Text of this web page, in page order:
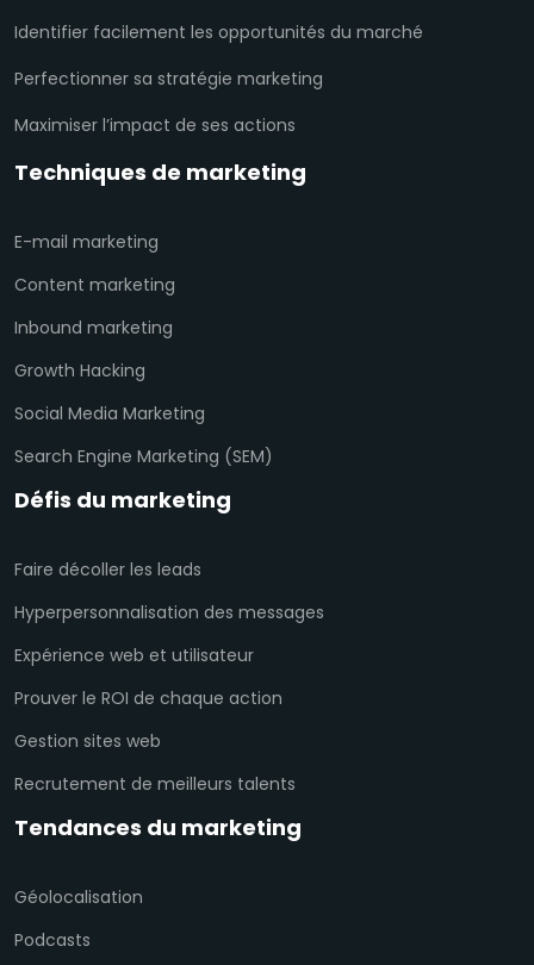
Identifier facilement les opportunités du marché
Perfectionner sa stratégie marketing
Maximiser l’impact de ses actions
Techniques de marketing
E-mail marketing
Content marketing
Inbound marketing
Growth Hacking
Social Media Marketing
Search Engine Marketing (SEM)
Défis du marketing
Faire décoller les leads
Hyperpersonnalisation des messages
Expérience web et utilisateur
Prouver le ROI de chaque action
Gestion sites web
Recrutement de meilleurs talents
Tendances du marketing
Géolocalisation
Podcasts